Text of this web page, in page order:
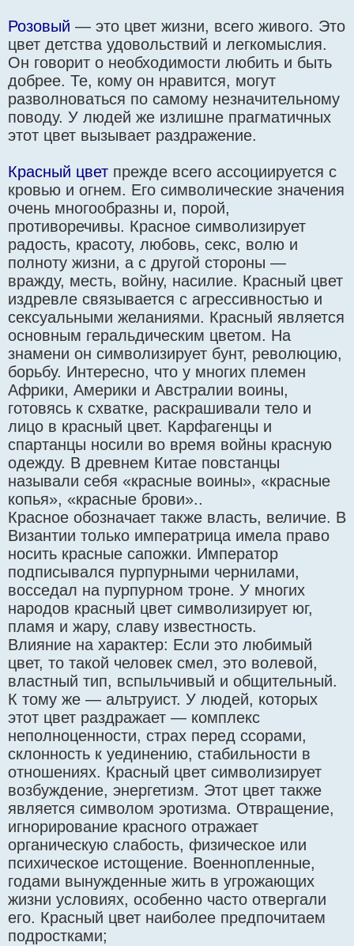
Розовый — это цвет жизни, всего живого. Это
цвет детства удовольствий и легкомыслия.
Он говорит о необходимости любить и быть
добрее. Те, кому он нравится, могут
разволноваться по самому незначительному
поводу. У людей же излишне прагматичных
этот цвет вызывает раздражение.
Красный цвет прежде всего ассоциируется с
кровью и огнем. Его символические значения
очень многообразны и, порой,
противоречивы. Красное символизирует
радость, красоту, любовь, секс, волю и
полноту жизни, а с другой стороны —
вражду, месть, войну, насилие. Красный цвет
издревле связывается с агрессивностью и
сексуальными желаниями. Красный является
основным геральдическим цветом. На
знамени он символизирует бунт, революцию,
борьбу. Интересно, что у многих племен
Африки, Америки и Австралии воины,
готовясь к схватке, раскрашивали тело и
лицо в красный цвет. Карфагенцы и
спартанцы носили во время войны красную
одежду. В древнем Китае повстанцы
называли себя «красные воины», «красные
копья», «красные брови»..
Красное обозначает также власть, величие. В
Византии только императрица имела право
носить красные сапожки. Император
подписывался пурпурными чернилами,
восседал на пурпурном троне. У многих
народов красный цвет символизирует юг,
пламя и жару, славу известность.
Влияние на характер: Если это любимый
цвет, то такой человек смел, это волевой,
властный тип, вспыльчивый и общительный.
К тому же — альтруист. У людей, которых
этот цвет раздражает — комплекс
неполноценности, страх перед ссорами,
склонность к уединению, стабильности в
отношениях. Красный цвет символизирует
возбуждение, энергетизм. Этот цвет также
является символом эротизма. Отвращение,
игнорирование красного отражает
органическую слабость, физическое или
психическое истощение. Военнопленные,
годами вынужденные жить в угрожающих
жизни условиях, особенно часто отвергали
его. Красный цвет наиболее предпочитаем
подростками;